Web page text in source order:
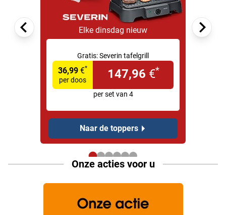
Elke dinsdag nieuw
Gratis:Severin tafelgrill
147,96 €*
36,99 €*
per doos
per set van 4
Naar de toppers
Onze acties voor u